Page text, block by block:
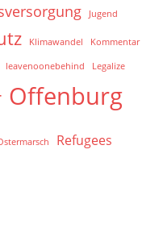
Jugend
Klimawandel Kommentar
leavenoonebehind Legalize
Offenburg
Refugees